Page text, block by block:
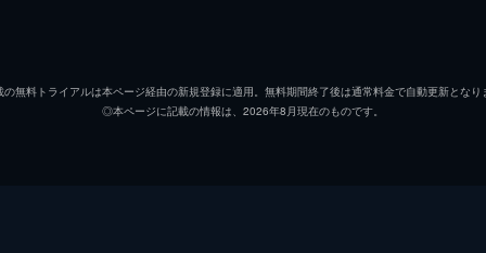
フィオナ
無料トライアルは本ページ経由の新規登録に適用。無料期間終了後は通常料金で自動更新となり
◎本ページに記載の情報は、2026年8月現在のものです。